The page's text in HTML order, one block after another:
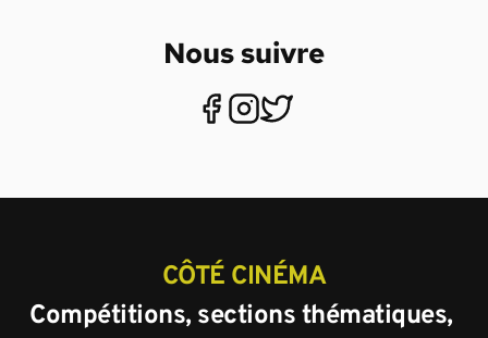
Nous suivre
CÔTÉ CINÉMA
Compétitions, sections thématiques,